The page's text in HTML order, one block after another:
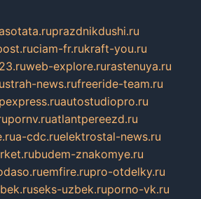
prazdnikdushi.ru
ciam-fr.rukraft-you.ru
web-explore.rurastenuya.ru
strah-news.rufreeride-team.ru
autostudiopro.ru
pornv.ruatlantpereezd.ru
a-cdc.ruelektrostal-news.ru
budem-znakomye.ru
emfire.rupro-otdelky.ru
seks-uzbek.ruporno-vk.ru